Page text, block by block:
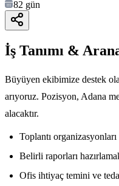
82 gün
İş Tanımı &
Büyüyen ekibimize destek
arıyoruz. Pozisyon, Adana
alacaktır.
Toplantı organizasyonları
Belirli raporları
Ofis ihtiyaç temini ve